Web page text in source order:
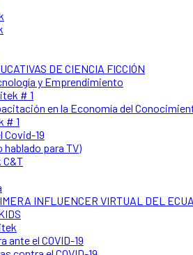
DE CIENCIA FICCIÓN
y Emprendimiento
# 1
en la Economía del
# 1
Covid-19
hablado para TV)
C&T
INFLUENCER VIRTUAL DEL
ante el COVID-19